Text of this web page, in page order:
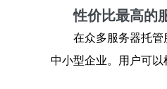
性价比最高的
在众多服务器托管
中小型企业。用户可